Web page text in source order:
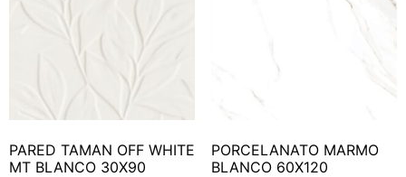
PARED TAMAN OFF WHITE
MT BLANCO 30X90
PORCELANATO MARMO
BLANCO 60X120